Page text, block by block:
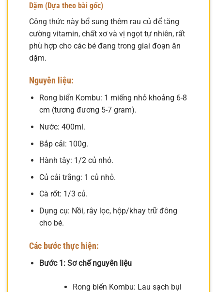
Dặm (Dựa theo bài gốc)
Công thức này bổ sung thêm rau củ để tăng
cường vitamin, chất xơ và vị ngọt tự nhiên, rất
phù hợp cho các bé đang trong giai đoạn ăn
dặm.
Nguyên liệu:
Rong biển Kombu: 1 miếng nhỏ khoảng 6-8
cm (tương đương 5-7 gram).
Nước: 400ml.
Bắp cải: 100g.
Hành tây: 1/2 củ nhỏ.
Củ cải trắng: 1 củ nhỏ.
Cà rốt: 1/3 củ.
Dụng cụ: Nồi, rây lọc, hộp/khay trữ đông
cho bé.
Các bước thực hiện:
Bước 1: Sơ chế nguyên liệu
Rong biển Kombu: Lau sạch bụi